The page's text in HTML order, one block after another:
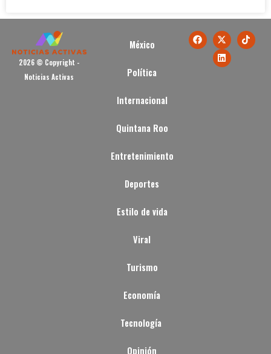
2026 © Copyright -
Noticias Activas
México
Política
Internacional
Quintana Roo
Entretenimiento
Deportes
Estilo de vida
Viral
Turismo
Economía
Tecnología
Opinión